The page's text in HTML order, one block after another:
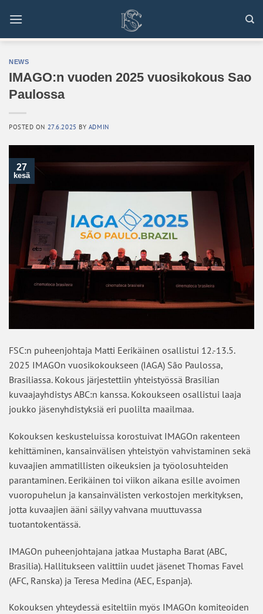
content
NEWS
IMAGO:n vuoden 2025 vuosikokous Sao
Paulossa
POSTED ON 27.6.2025 BY ADMIN
27
kesä
FSC:n puheenjohtaja Matti Eerikäinen osallistui 12.-13.5.
2025 IMAGOn vuosikokoukseen (IAGA) São Paulossa,
Brasiliassa. Kokous järjestettiin yhteistyössä Brasilian
kuvaajayhdistys ABC:n kanssa. Kokoukseen osallistui laaja
joukko jäsenyhdistyksiä eri puolilta maailmaa.
Kokouksen keskusteluissa korostuivat IMAGOn rakenteen
kehittäminen, kansainvälisen yhteistyön vahvistaminen sekä
kuvaajien ammatillisten oikeuksien ja työolosuhteiden
parantaminen. Eerikäinen toi viikon aikana esille avoimen
vuoropuhelun ja kansainvälisten verkostojen merkityksen,
jotta kuvaajien ääni säilyy vahvana muuttuvassa
tuotantokentässä.
IMAGOn puheenjohtajana jatkaa Mustapha Barat (ABC,
Brasilia). Hallitukseen valittiin uudet jäsenet Thomas Favel
(AFC, Ranska) ja Teresa Medina (AEC, Espanja).
Kokouksen yhteydessä esiteltiin myös IMAGOn komiteoiden